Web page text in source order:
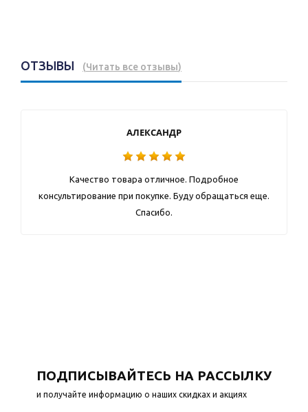
ОТЗЫВЫ (Читать все отзывы)
АЛЕКСАНДР
Качество товара отличное. Подробное
консультирование при покупке. Буду обращаться еще.
Спасибо.
ПОДПИСЫВАЙТЕСЬ НА РАССЫЛКУ
и получайте информацию о наших скидках и акциях